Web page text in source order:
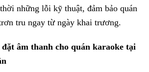
những lỗi kỹ thuật, đảm bảo quán
tru ngay từ ngày khai trương.
âm thanh cho quán karaoke tại